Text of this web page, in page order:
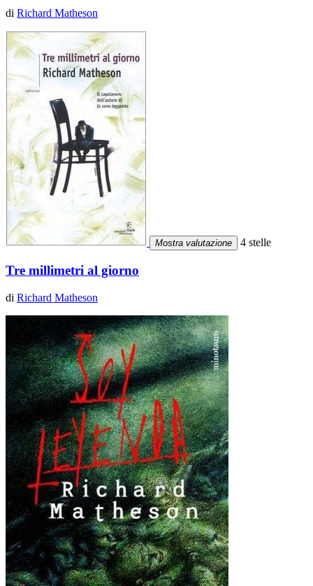
di Richard Matheson
Mostra valutazione 4 stelle
Tre millimetri al giorno
di Richard Matheson